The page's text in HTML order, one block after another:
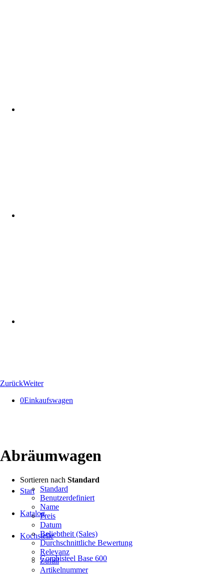
ZurückWeiter
0Einkaufswagen
Start
Katalog
Kochstelle
Combisteel Base 600
Abräumwagen
Sortieren nach Standard
Standard
Benutzerdefiniert
Name
Preis
Datum
Beliebtheit (Sales)
Durchschnittliche Bewertung
Relevanz
Zufall
Artikelnummer